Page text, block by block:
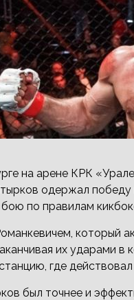
на арене КРК
одержал победу
по правилам
который
их ударами
где действовал
был точнее и